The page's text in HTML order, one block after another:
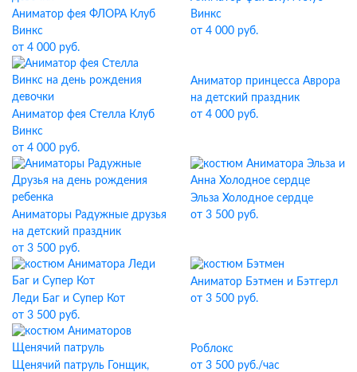
Аниматор фея ФЛОРА Клуб
Винкс
от 4 000 руб.
Винкс
от 4 000 руб.
Аниматор фея Стелла Клуб
Винкс
от 4 000 руб.
Аниматор принцесса Аврора
на детский праздник
от 4 000 руб.
Аниматоры Радужные друзья
на детский праздник
от 3 500 руб.
Эльза Холодное сердце
от 3 500 руб.
Леди Баг и Супер Кот
от 3 500 руб.
Аниматор Бэтмен и Бэтгерл
от 3 500 руб.
Щенячий патруль Гонщик,
Роблокс
от 3 500 руб./час